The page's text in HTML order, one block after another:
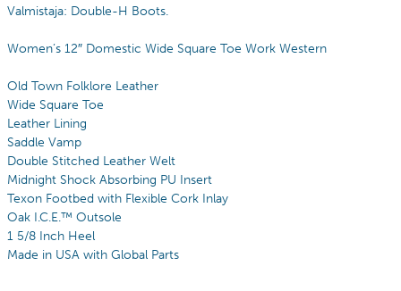
Valmistaja: Double-H Boots.
Women’s 12″ Domestic Wide Square Toe Work Western
Old Town Folklore Leather
Wide Square Toe
Leather Lining
Saddle Vamp
Double Stitched Leather Welt
Midnight Shock Absorbing PU Insert
Texon Footbed with Flexible Cork Inlay
Oak I.C.E.™ Outsole
1 5/8 Inch Heel
Made in USA with Global Parts